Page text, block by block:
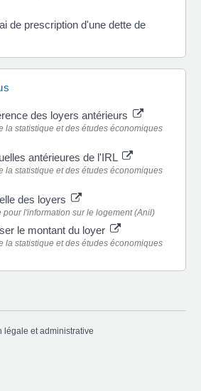
de prescription d'une dette de
des loyers antérieurs
la statistique et des études économiques
antérieures de l'IRL
la statistique et des études économiques
des loyers
pour l'information sur le logement (Anil)
le montant du loyer
la statistique et des études économiques
légale et administrative